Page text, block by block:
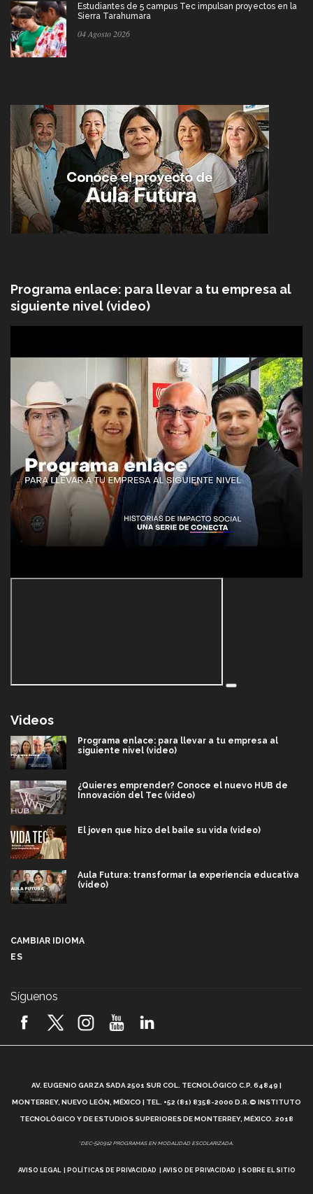
Estudiantes de 5 campus Tec impulsan proyectos en la
Sierra Tarahumara
04 Agosto 2026
Programa enlace: para llevar a tu empresa al
siguiente nivel (video)
Videos
Programa enlace: para llevar a tu empresa al
siguiente nivel (video)
¿Quieres emprender? Conoce el nuevo HUB de
Innovación del Tec (video)
El joven que hizo del baile su vida (video)
Aula Futura: transformar la experiencia educativa
(video)
2026! (video)
¿Cómo es el Modelo Educativo Tec? (video)
Vida Tec: Feminismo e Inteligencia Artificial, Paola
CAMBIAR IDIOMA
ES
Síguenos
AV. EUGENIO GARZA SADA 2501 SUR COL. TECNOLÓGICO C.P. 64849 |
MONTERREY, NUEVO LEÓN, MÉXICO | TEL. +52 (81) 8358-2000 D.R.© INSTITUTO
TECNOLÓGICO Y DE ESTUDIOS SUPERIORES DE MONTERREY, MÉXICO. 2018
*DEC-520912 PROGRAMAS EN MODALIDAD ESCOLARIZADA.
AVISO LEGAL POLÍTICAS DE PRIVACIDAD AVISO DE PRIVACIDAD SOBRE EL SITIO